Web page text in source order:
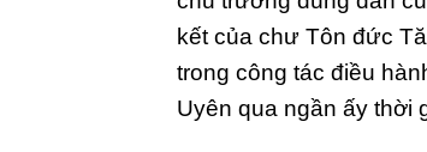
kết của chư Tôn đức
trong công tác điều
Uyên qua ngần ấy thời